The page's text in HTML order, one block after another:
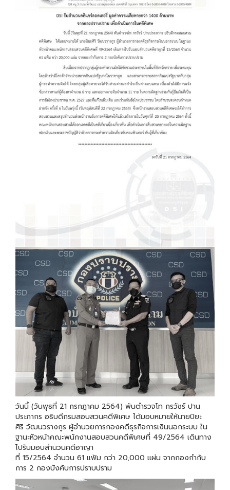
วันนี้ (วันพุธที่ 21 กรกฎาคม 2564) พันตำรวจโท กรวัชร์ ปาน
ประภากร อธิบดีกรมสอบสวนคดีพิเศษ ได้มอบหมายให้นายปิยะ
ศิริ วัฒนวรางกูร ผู้อำนวยการกองคดีธุรกิจการเงินนอกระบบ ใน
ฐานะหัวหน้าคณะพนักงานสอบสวนคดีพิเศษที่ 49/2564 เดินทาง
ไปรับมอบสำนวนคดีอาญา
ที่ 15/2564 จำนวน 61 แฟ้ม กว่า 20,000 แผ่น จากกองกำกับ
การ 2 กองบังคับการปราบปราม